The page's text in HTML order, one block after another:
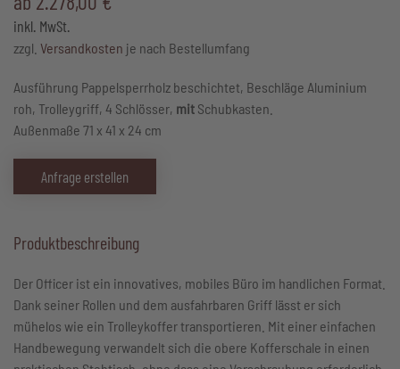
inkl. MwSt.
zzgl. Versandkosten je nach Bestellumfang
Ausführung Pappelsperrholz beschichtet, Beschläge Aluminium
roh, Trolleygriff, 4 Schlösser, mit Schubkasten.
Außenmaße 71 x 41 x 24 cm
Anfrage erstellen
Produktbeschreibung
Der Officer ist ein innovatives, mobiles Büro im handlichen Format.
Dank seiner Rollen und dem ausfahrbaren Griff lässt er sich
mühelos wie ein Trolleykoffer transportieren. Mit einer einfachen
Handbewegung verwandelt sich die obere Kofferschale in einen